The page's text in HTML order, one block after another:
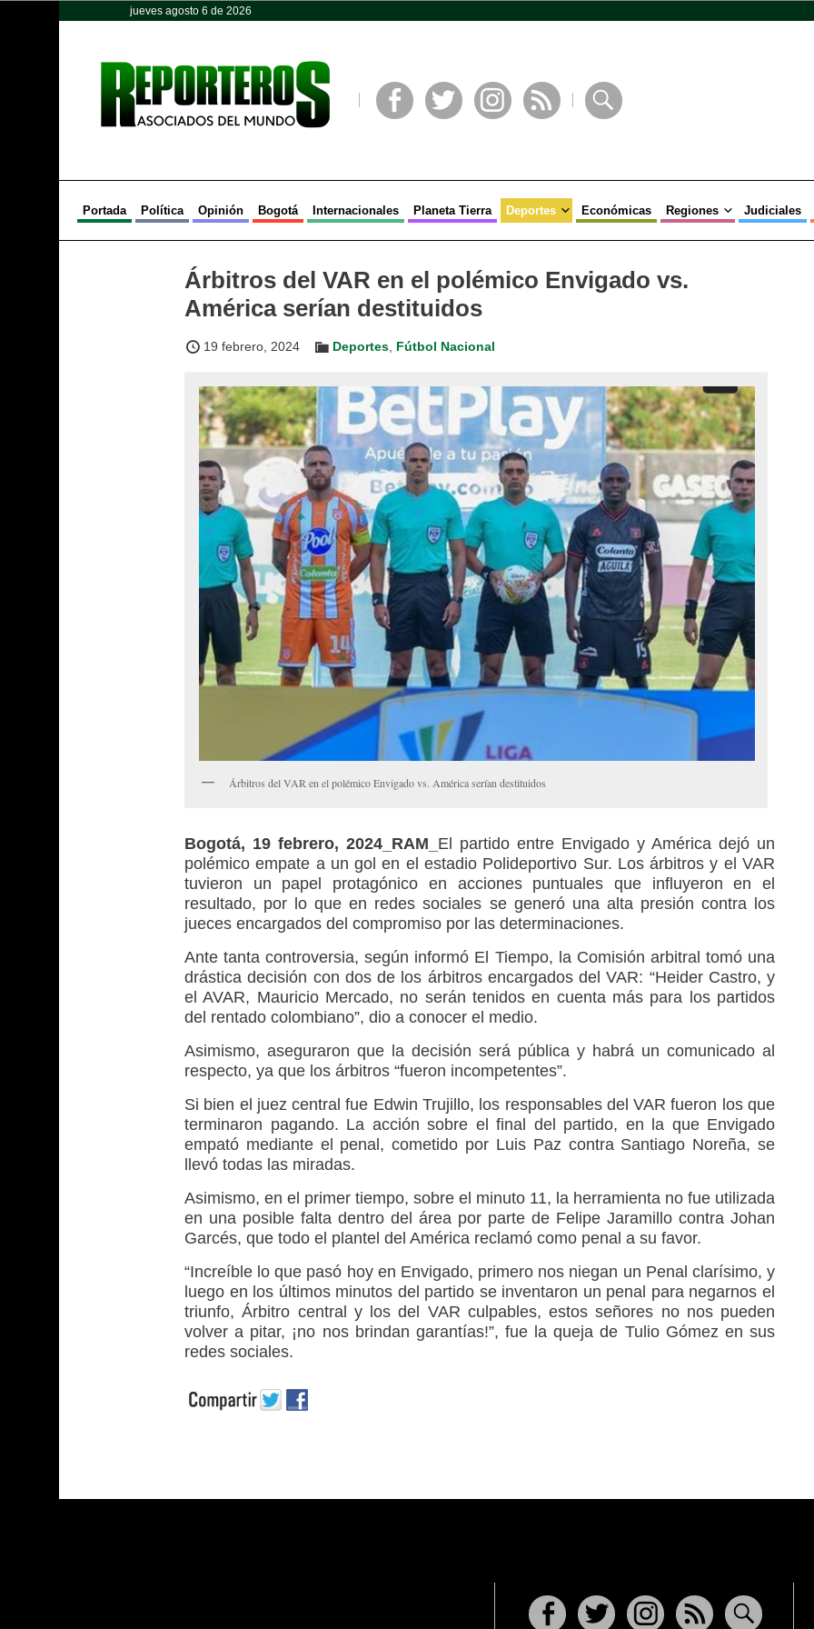
jueves agosto 6 de 2026
Portada Política Opinión Bogotá Internacionales Planeta Tierra Deportes Económicas Regiones Judiciales
Árbitros del VAR en el polémico Envigado vs.
América serían destituidos
19 febrero, 2024 Deportes Fútbol Nacional
Árbitros del VAR en el polémico Envigado vs. América serían destituidos
Bogotá, 19 febrero, 2024_RAM_ El partido entre Envigado y América dejó un
polémico empate a un gol en el estadio Polideportivo Sur. Los árbitros y el VAR
tuvieron un papel protagónico en acciones puntuales que influyeron en el
resultado, por lo que en redes sociales se generó una alta presión contra los
jueces encargados del compromiso por las determinaciones.
Ante tanta controversia, según informó El Tiempo, la Comisión arbitral tomó una
drástica decisión con dos de los árbitros encargados del VAR: “Heider Castro, y
el AVAR, Mauricio Mercado, no serán tenidos en cuenta más para los partidos
del rentado colombiano”, dio a conocer el medio.
Asimismo, aseguraron que la decisión será pública y habrá un comunicado al
respecto, ya que los árbitros “fueron incompetentes”.
Si bien el juez central fue Edwin Trujillo, los responsables del VAR fueron los que
terminaron pagando. La acción sobre el final del partido, en la que Envigado
empató mediante el penal, cometido por Luis Paz contra Santiago Noreña, se
llevó todas las miradas.
Asimismo, en el primer tiempo, sobre el minuto 11, la herramienta no fue utilizada
en una posible falta dentro del área por parte de Felipe Jaramillo contra Johan
Garcés, que todo el plantel del América reclamó como penal a su favor.
“Increíble lo que pasó hoy en Envigado, primero nos niegan un Penal clarísimo, y
luego en los últimos minutos del partido se inventaron un penal para negarnos el
triunfo, Árbitro central y los del VAR culpables, estos señores no nos pueden
volver a pitar, ¡no nos brindan garantías!”, fue la queja de Tulio Gómez en sus
redes sociales.
Opinión Política